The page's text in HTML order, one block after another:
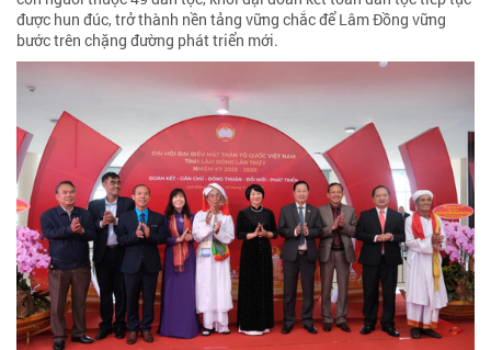
được hun đúc, trở thành nền tảng vững chắc để Lâm Đồng vững
bước trên chặng đường phát triển mới.